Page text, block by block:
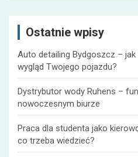
Ostatnie wpisy
Auto detailing Bydgoszcz –
wygląd Twojego pojazdu?
Dystrybutor wody Ruhens –
nowoczesnym biurze
Praca dla studenta jako
co trzeba wiedzieć?